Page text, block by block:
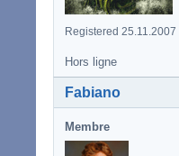
Registered 25.11.2007
Hors ligne
Fabiano
Membre